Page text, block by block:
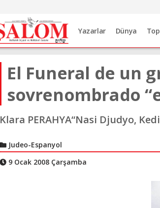
Yazarlar Dünya
El Funeral de un
sovrenombrado
Klara PERAHYA“Nasi Djudyo,
Judeo-Espanyol
9 Ocak 2008 Çarşamba